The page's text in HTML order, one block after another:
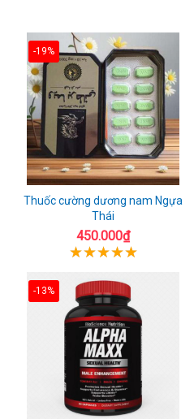
-19%
Thuốc cường dương nam Ngựa
Thái
450.000₫
-13%